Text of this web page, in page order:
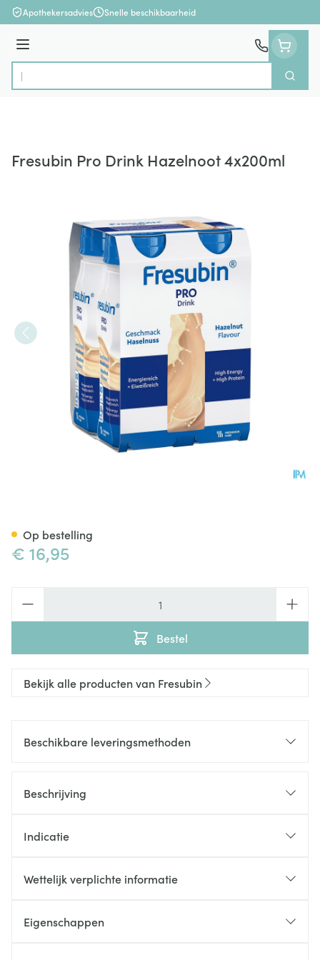
Ga naar de inhoud
Apothekersadvies Snelle beschikbaarheid
Menu
Product, merk, categorie...
Zoek
Fresubin Pro Drink Hazelnoot 4x200ml
€ 16,95
Bestel
Op bestelling
Bekijk alle producten van Fresubin
Beschikbare leveringsmethoden
Beschrijving
Indicatie
Wettelijk verplichte informatie
Eigenschappen